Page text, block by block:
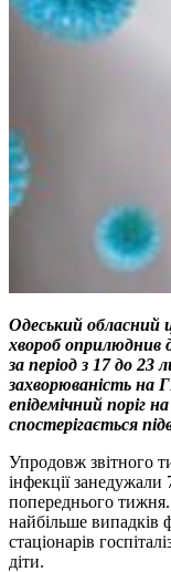
Одеський
хвороб оприлюднив
за період з 17 до 23
захворюваність на
епідемічний поріг
спостерігається
Упродовж звітного
інфекції
попереднього
найбільше випадків
стаціонарів
діти.